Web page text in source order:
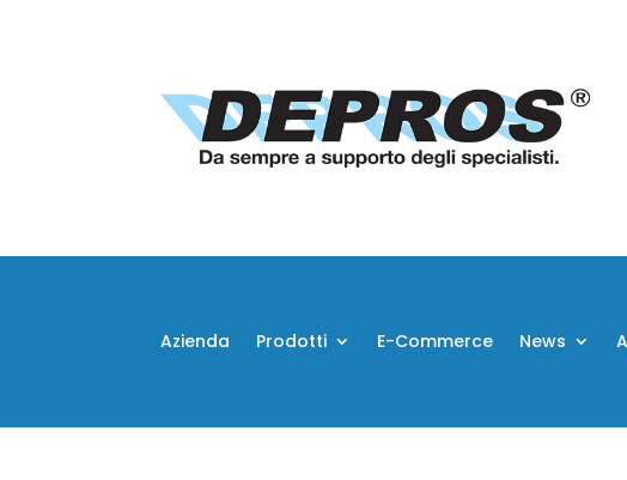
Azienda Prodotti E-Commerce News